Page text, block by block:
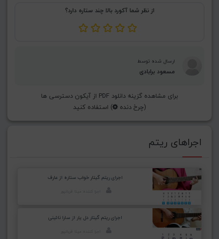
از نظر شما آکورد بالا چند ستاره دارد؟
ارسال شده توسط
مسعود برابادی
برای مشاهده گزینه دانلود PDF از آیکون دسترسی ها
(چرخ دنده ) استفاده کنید
اجراهای ریتم
اجرای ریتم گیتار خواب ستاره از عارف
اجرای ریتم گیتار دل یار از سارا نائینی